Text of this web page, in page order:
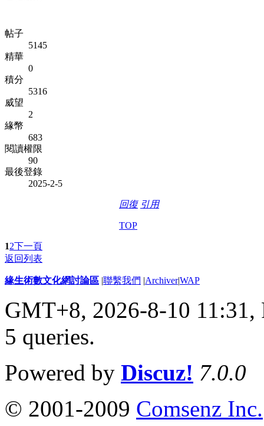
帖子
5145
精華
0
積分
5316
威望
2
緣幣
683
閱讀權限
90
最後登錄
2025-2-5
回復 引用
TOP
12下一頁
返回列表
緣生術數文化網討論區 |聯繫我們 |Archiver|WAP
GMT+8, 2026-8-10 11:31,
5 queries.
Powered by Discuz! 7.0.0
© 2001-2009 Comsenz Inc.